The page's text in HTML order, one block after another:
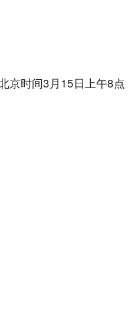
京时间3月15日上午8点